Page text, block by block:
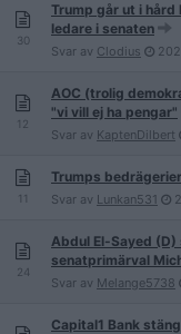
30
Trump går ut i
ledare i senaten
Svar av Clodius
12
AOC (trolig
"vi vill ej ha pengar"
Svar av KaptenDilbert
11
Trumps bedrägerier
Svar av Lunkan531
24
Abdul El-Sayed
senatprimärval
Svar av Melange5738
Capital1 Bank